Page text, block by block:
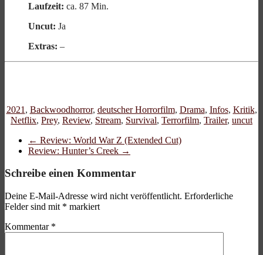
Laufzeit: ca. 87 Min.
Uncut: Ja
Extras: –
2021 , Backwoodhorror, deutscher Horrorfilm, Drama, Infos, Kritik,
Netflix, Prey, Review, Stream, Survival, Terrorfilm, Trailer, uncut
← Review: World War Z (Extended Cut)
Review: Hunter’s Creek →
Schreibe einen Kommentar
Deine E-Mail-Adresse wird nicht veröffentlicht. Erforderliche
Felder sind mit * markiert
Kommentar *